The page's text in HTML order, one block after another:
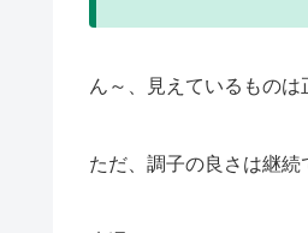
ん～、見えているものは
ただ、調子の良さは継続